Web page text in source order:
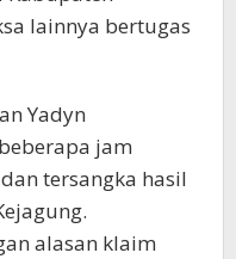
lainnya bertugas
Yadyn
jam
tersangka hasil
alasan klaim